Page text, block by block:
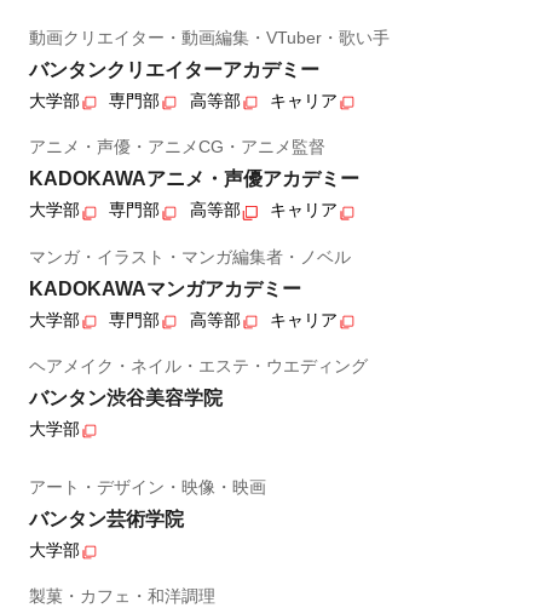
動画クリエイター・動画編集・VTuber・歌い手
バンタンクリエイターアカデミー
大学部 専門部 高等部 キャリア
アニメ・声優・アニメCG・アニメ監督
KADOKAWAアニメ・声優アカデミー
大学部 専門部 高等部 キャリア
マンガ・イラスト・マンガ編集者・ノベル
KADOKAWAマンガアカデミー
大学部 専門部 高等部 キャリア
ヘアメイク・ネイル・エステ・ウエディング
バンタン渋谷美容学院
大学部
アート・デザイン・映像・映画
バンタン芸術学院
大学部
製菓・カフェ・和洋調理